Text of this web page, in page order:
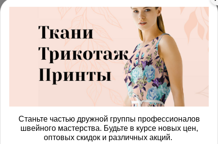
арт. 4287393_satin
Ткань сатин
минималистичный цветочный
принт
Получить доступ к оптовым ценам
766.00 руб
В корзину
Станьте частью дружной группы профессионалов
швейного мастерства. Будьте в курсе новых цен,
оптовых скидок и различных акций.